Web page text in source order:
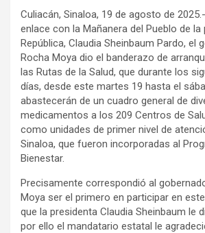
Culiacán, Sinaloa, 19 de agosto de
enlace con la Mañanera del Pueblo de la
República, Claudia Sheinbaum Pardo, el
Rocha Moya dio el banderazo de
las Rutas de la Salud, que durante los
días, desde este martes 19 hasta el
abastecerán de un cuadro general de
medicamentos a los 209 Centros de
como unidades de primer nivel de
Sinaloa, que fueron incorporadas al
Bienestar.
Precisamente correspondió al
Moya ser el primero en participar en
que la presidenta Claudia Sheinbaum le
por ello el mandatario estatal le